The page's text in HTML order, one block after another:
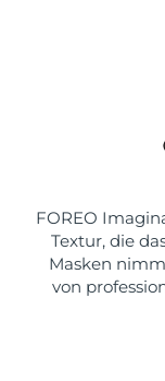
FOREO
Textur, die
Masken
von